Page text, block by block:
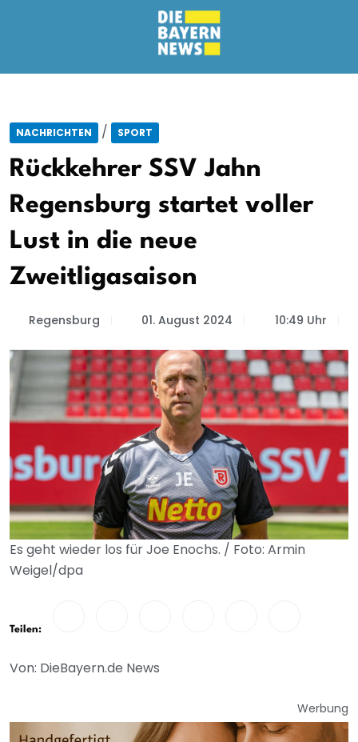
NACHRICHTEN / SPORT
Rückkehrer SSV Jahn
Regensburg startet voller
Lust in die neue
Zweitligasaison
Regensburg 01. August 2024 10:49 Uhr
Es geht wieder los für Joe Enochs. / Foto: Armin
Weigel/dpa
Teilen:
Von: DieBayern.de News
Werbung